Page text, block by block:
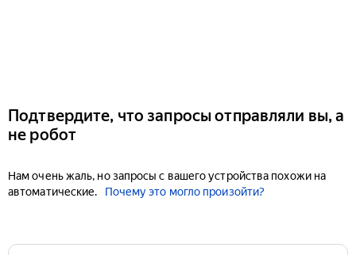
Подтвердите, что запросы отправляли вы, а
не робот
Нам очень жаль, но запросы с вашего устройства похожи на
автоматические.
Почему это могло произойти?